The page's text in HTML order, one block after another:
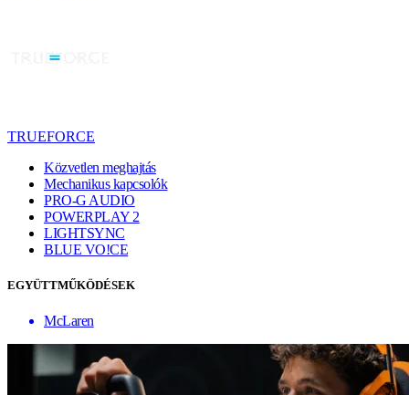
TRUEFORCE
Közvetlen meghajtás
Mechanikus kapcsolók
PRO-G AUDIO
POWERPLAY 2
LIGHTSYNC
BLUE VO!CE
EGYÜTTMŰKÖDÉSEK
McLaren